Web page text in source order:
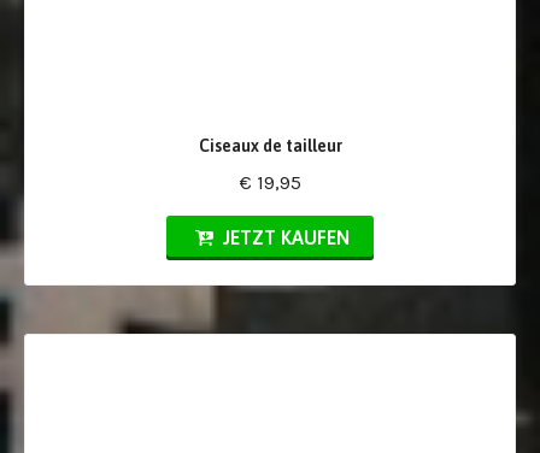
Ciseaux de tailleur
€ 19,95
JETZT KAUFEN